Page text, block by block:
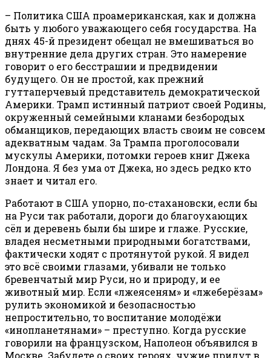
– Политика США проамериканская, как и должна
быть у любого уважающего себя государства. На
днях 45-й президент обещал не вмешиваться во
внутренние дела других стран. Это намерение
говорит о его бесстрашии и предвидении
будущего. Он не простой, как прежний
гуттаперчевый представитель демократической
Америки. Трамп истинный патриот своей Родины,
окруженный семейными кланами безбородых
обманщиков, передающих власть своим не совсем
адекватным чадам. За Трампа проголосовали
мускулы Америки, потомки героев книг Джека
Лондона. Я без ума от Джека, но здесь редко кто
знает и читал его.
Работают в США упорно, по-стахановски, если бы
на Руси так работали, дороги до благоухающих
сёл и деревень были бы шире и глаже. Русские,
владея несметными природными богатствами,
фактически ходят с протянутой рукой. Я видел
это всё своими глазами, убивали не только
бревенчатый мир Руси, но и природу, и ее
животный мир. Если «лжеясеням» и «лжеберёзам»
рулить экономикой и безопасностью
непростительно, то воспитание молодёжи
«инопланетянами» – преступно. Когда русские
говорили на французском, Наполеон объявился в
Москве. Забудете о своих героях, чужие придут в